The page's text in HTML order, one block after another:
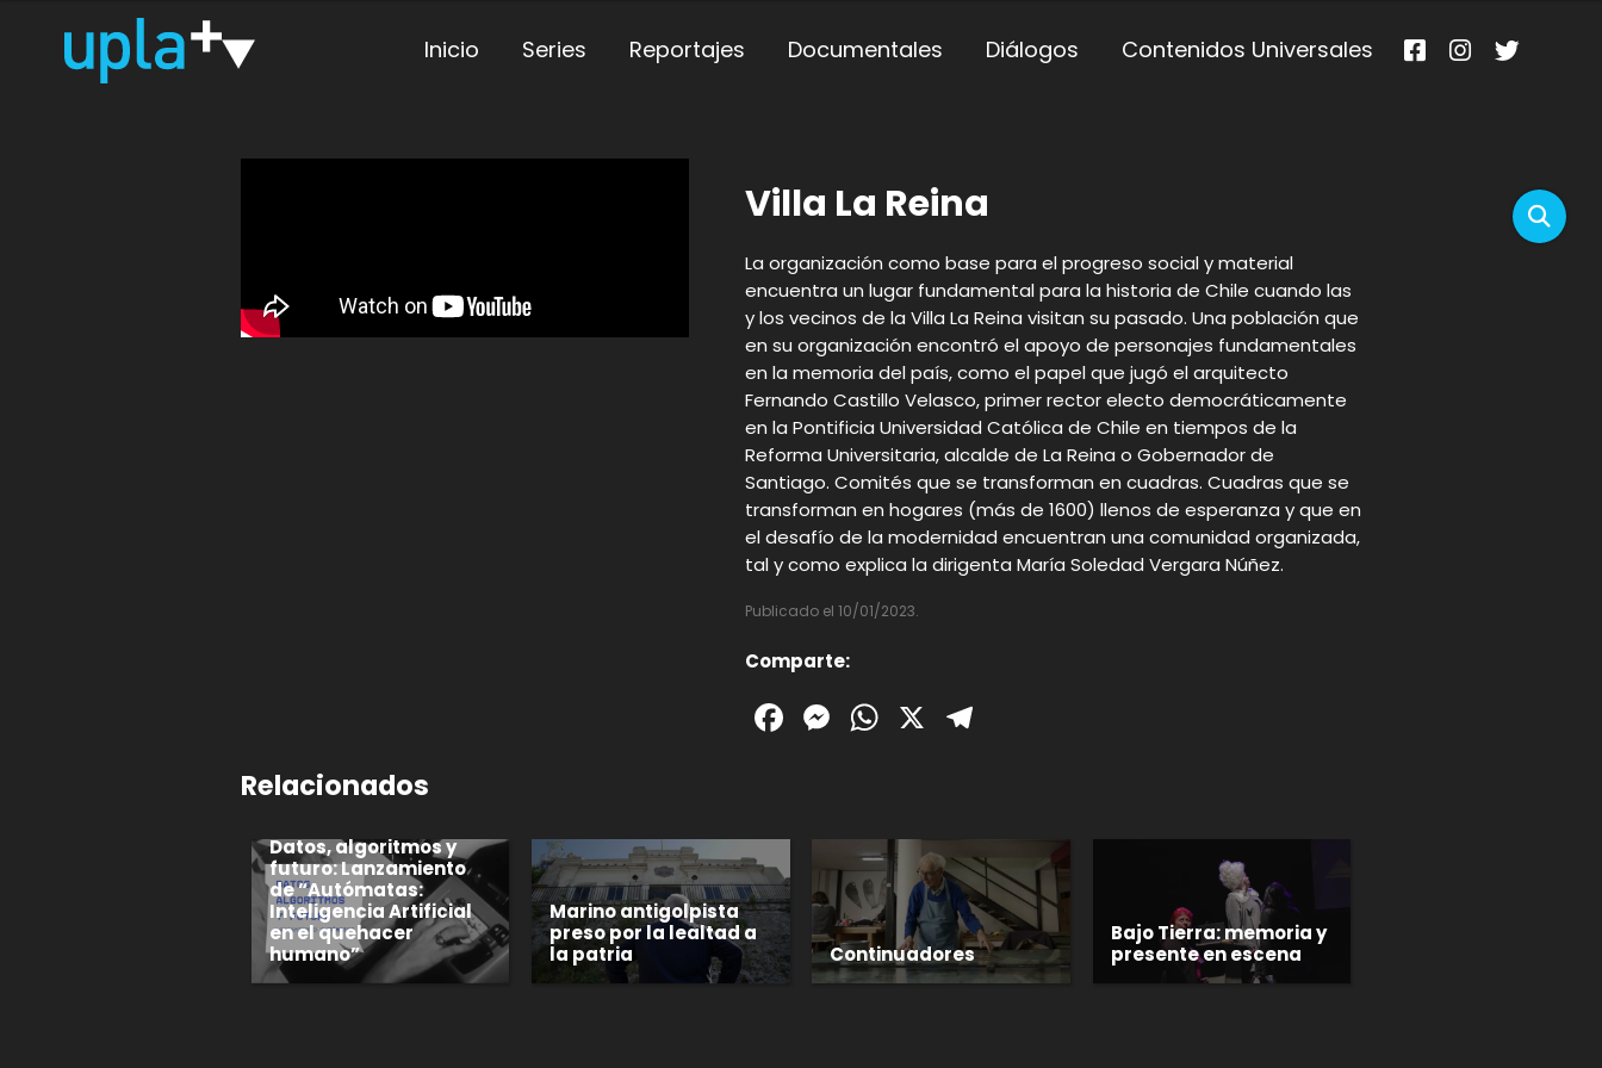
Inicio Series Reportajes Documentales Diálogos Contenidos Universales
Villa La Reina
La organización como base para el progreso social y material
encuentra un lugar fundamental para la historia de Chile cuando las
y los vecinos de la Villa La Reina visitan su pasado. Una población que
en su organización encontró el apoyo de personajes fundamentales
en la memoria del país, como el papel que jugó el arquitecto
Fernando Castillo Velasco, primer rector electo democráticamente
en la Pontificia Universidad Católica de Chile en tiempos de la
Reforma Universitaria, alcalde de La Reina o Gobernador de
Santiago. Comités que se transforman en cuadras. Cuadras que se
transforman en hogares (más de 1600) llenos de esperanza y que en
el desafío de la modernidad encuentran una comunidad organizada,
tal y como explica la dirigenta María Soledad Vergara Núñez.
Publicado el 10/01/2023.
Comparte:
Facebook
Messenger
WhatsApp
X
Relacionados
Datos, algoritmos y
futuro: Lanzamiento
de “Autómatas:
Inteligencia Artificial
en el quehacer
humano”
Marino antigolpista
preso por la lealtad a
la patria
Continuadores
Bajo Tierra: memoria y
presente en escena